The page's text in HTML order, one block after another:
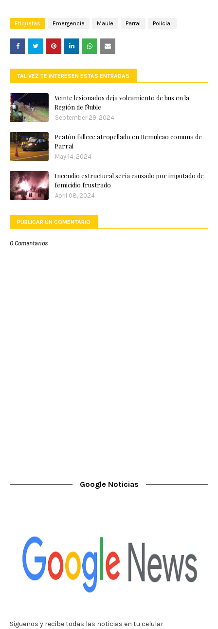
Etiquetas Emergencia Maule Parral Policial
TAL VEZ TE INTERESEN ESTAS ENTRADAS
Veinte lesionados deja volcamiento de bus en la
Región de Ñuble
September 29, 2024
Peatón fallece atropellado en Remulcao comuna de
Parral
May 14, 2024
Incendio estructural seria causado por imputado de
femicidio frustrado
April 08, 2024
PUBLICAR UN COMENTARIO
0 Comentarios
Google Noticias
Siguenos y recibe todas las noticias en tu celular